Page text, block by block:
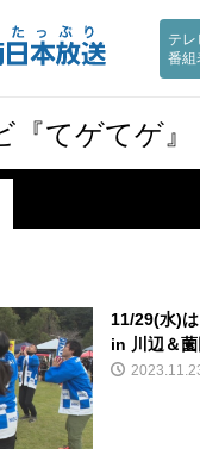
テレ
番組
『てゲてゲ』
11/29(水)
in 川辺＆